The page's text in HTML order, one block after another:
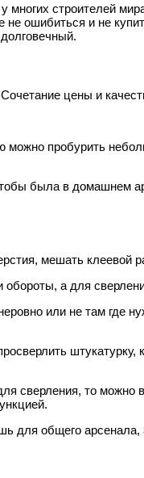
строителей
ошибиться и не
цены и
пробурить
была в домашнем
мешать клеевой
а для
или не там где
штукатурку,
то можно
для общего